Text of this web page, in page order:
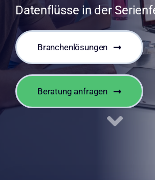
Datenflüsse in der
Branchenlösungen
Beratung anfragen